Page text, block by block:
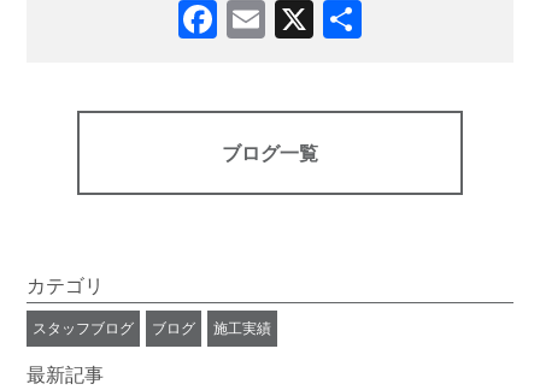
ブログ一覧
カテゴリ
スタッフブログ ブログ 施工実績
最新記事